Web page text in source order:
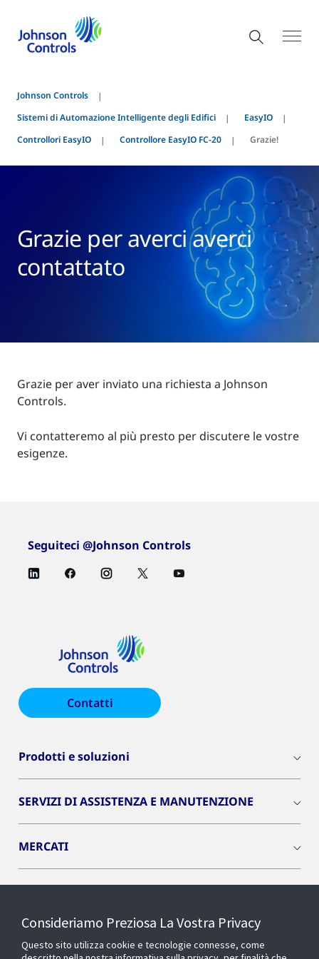
Johnson Controls
Sistemi di Automazione Intelligente degli Edifici
EasyIO
Controllori EasyIO
Controllore EasyIO FC-20 Grazie!
Grazie per averci averci
contattato
Grazie per aver inviato una richiesta a Johnson
Controls.
Vi contatteremo al più presto per discutere le vostre
esigenze.
Seguiteci @Johnson Controls
Contatti
Prodotti e soluzioni
SERVIZI DI ASSISTENZA E MANUTENZIONE
MERCATI
Consideriamo Preziosa La Vostra Privacy
Questo sito utilizza cookie e tecnologie connesse, come